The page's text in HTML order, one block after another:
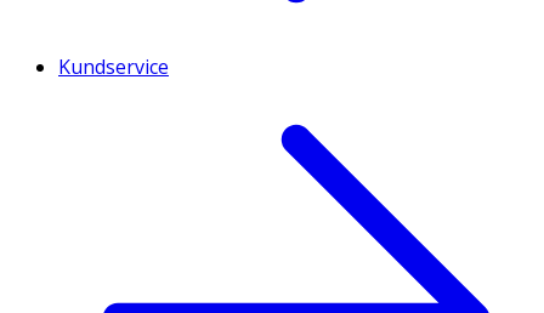
Kundservice